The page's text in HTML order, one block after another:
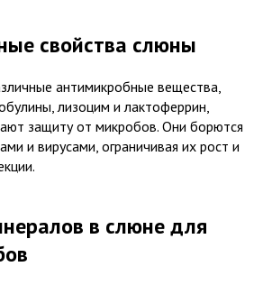
свойства слюны
антимикробные вещества,
лизоцим и лактоферрин,
защиту от микробов. Они борются
и вирусами, ограничивая их рост и
в слюне для